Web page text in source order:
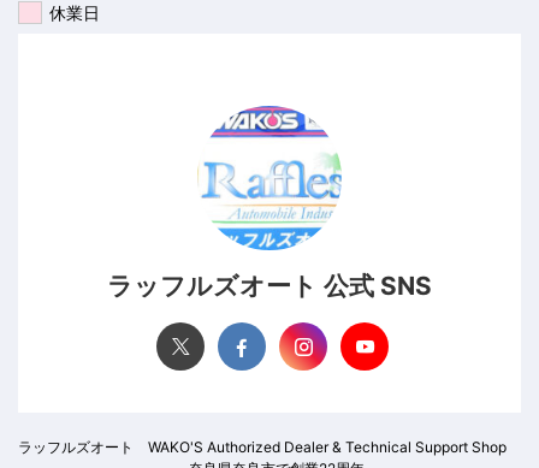
休業日
ラッフルズオート 公式 SNS
ラッフルズオート WAKO'S Authorized Dealer & Technical Support Shop